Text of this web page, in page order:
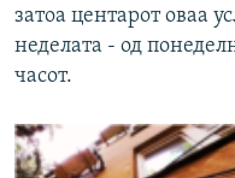
затоа центарот оваа
неделата - од
часот.